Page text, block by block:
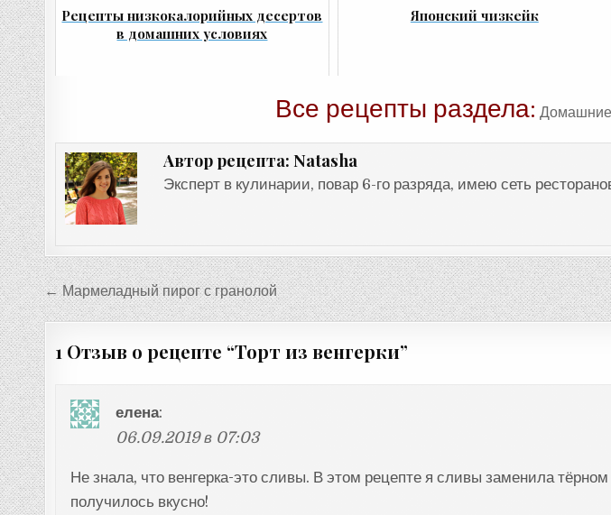
Рецепты низкокалорийных десертов
в домашних условиях
Японский чизкейк
Все рецепты раздела:
Автор рецепта: Natasha
Эксперт в кулинарии, повар 6-го разряда, имею сеть
Навигация
по
записям
← Мармеладный пирог с гранолой
1 Отзыв о рецепте “Торт из венгерки”
елена:
06.09.2019 в 07:03
Не знала, что венгерка-это сливы. В этом рецепте я сливы заменила
получилось вкусно!